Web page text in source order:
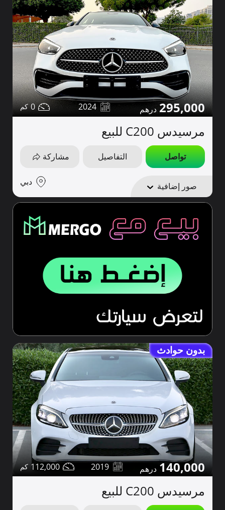
295,000
2024
0
مرسيدس C200 للبيع
تواصل التفاصيل مشاركة
صور إضافية دبي
بدون حوادث
140,000
2019
112,000
مرسيدس C200 للبيع